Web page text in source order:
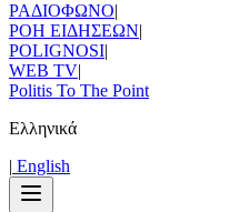
ΡΑΔΙΟΦΩΝΟ|
ΡΟΗ ΕΙΔΗΣΕΩΝ|
POLIGNOSI|
WEB TV|
Politis To The Point
Ελληνικά
| Εnglish